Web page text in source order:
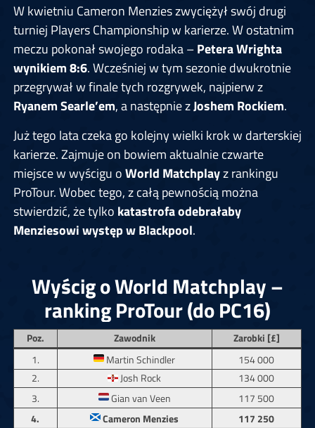
W kwietniu Cameron Menzies zwyciężył swój drugi
turniej Players Championship w karierze. W ostatnim
meczu pokonał swojego rodaka –Petera Wrighta
wynikiem 8:6. Wcześniej w tym sezonie dwukrotnie
przegrywał w finale tych rozgrywek, najpierw z
Ryanem Searle’em, a następnie zJoshem Rockiem.
Już tego lata czeka go kolejny wielki krok w darterskiej
karierze. Zajmuje on bowiem aktualnie czwarte
miejsce w wyścigu oWorld Matchplayz rankingu
ProTour. Wobec tego, z całą pewnością można
stwierdzić, że tylko katastrofa odebrałaby
Menziesowi występ w Blackpool.
Wyścig o World Matchplay –
ranking ProTour (do PC16)
Poz. Zawodnik
Zarobki [£]
1.
Martin Schindler
154 000
2.
Josh Rock
134 000
3.
Gian van Veen
117 500
4.
Cameron Menzies
117 250